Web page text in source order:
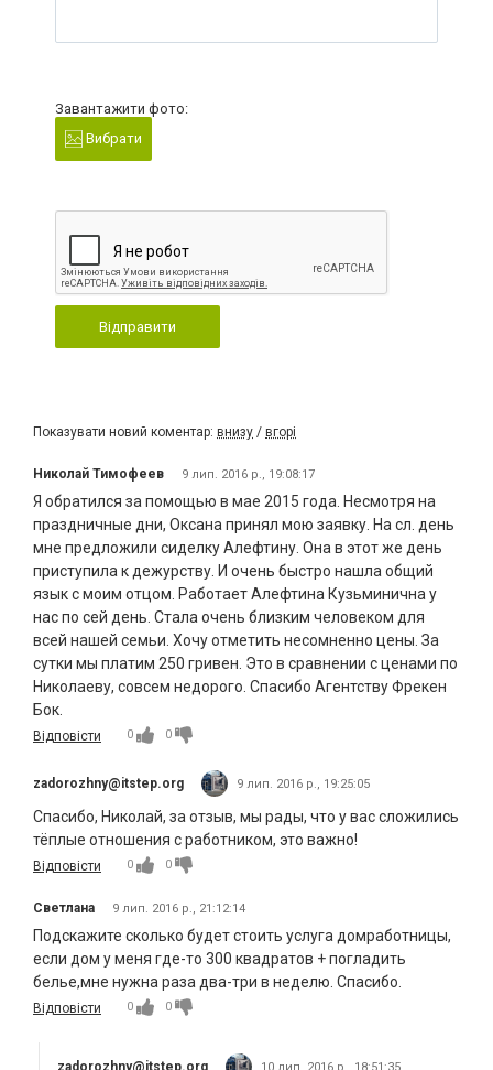
Завантажити фото:
Вибрати
Відправити
Показувати новий коментар: внизу / вгорі
Николай Тимофеев 9 лип. 2016 р., 19:08:17
Я обратился за помощью в мае 2015 года. Несмотря на
праздничные дни, Оксана принял мою заявку. На сл. день
мне предложили сиделку Алефтину. Она в этот же день
приступила к дежурству. И очень быстро нашла общий
язык с моим отцом. Работает Алефтина Кузьминична у
нас по сей день. Стала очень близким человеком для
всей нашей семьи. Хочу отметить несомненно цены. За
сутки мы платим 250 гривен. Это в сравнении с ценами по
Николаеву, совсем недорого. Спасибо Агентству Фрекен
Бок.
Відповісти 0 0
zadorozhny@itstep.org 9 лип. 2016 р., 19:25:05
Спасибо, Николай, за отзыв, мы рады, что у вас сложились
тёплые отношения с работником, это важно!
Відповісти 0 0
Светлана 9 лип. 2016 р., 21:12:14
Подскажите сколько будет стоить услуга домработницы,
если дом у меня где-то 300 квадратов + погладить
белье,мне нужна раза два-три в неделю. Спасибо.
Відповісти 0 0
zadorozhny@itstep.org 10 лип. 2016 р., 18:51:35